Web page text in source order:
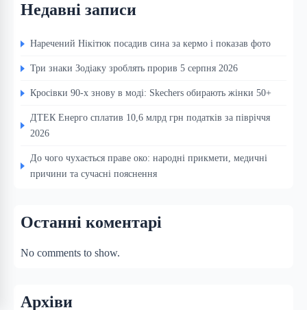
Недавні записи
Наречений Нікітюк посадив сина за кермо і показав фото
Три знаки Зодіаку зроблять прорив 5 серпня 2026
Кросівки 90-х знову в моді: Skechers обирають жінки 50+
ДТЕК Енерго сплатив 10,6 млрд грн податків за півріччя
2026
До чого чухається праве око: народні прикмети, медичні
причини та сучасні пояснення
Останні коментарі
No comments to show.
Архіви